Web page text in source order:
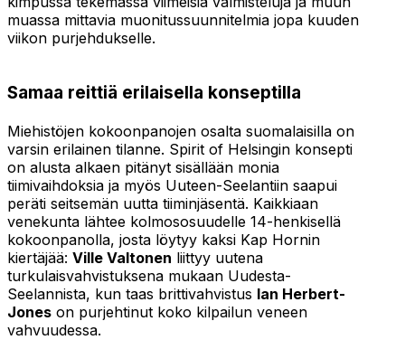
muassa mittavia muonitussuunnitelmia jopa kuuden
viikon purjehdukselle.
Samaa reittiä erilaisella konseptilla
Miehistöjen kokoonpanojen osalta suomalaisilla on
varsin erilainen tilanne. Spirit of Helsingin konsepti
on alusta alkaen pitänyt sisällään monia
tiimivaihdoksia ja myös Uuteen-Seelantiin saapui
peräti seitsemän uutta tiiminjäsentä. Kaikkiaan
venekunta lähtee kolmososuudelle 14-henkisellä
kokoonpanolla, josta löytyy kaksi Kap Hornin
kiertäjää: Ville Valtonen liittyy uutena
turkulaisvahvistuksena mukaan Uudesta-
Seelannista, kun taas brittivahvistus Ian Herbert-
Jones on purjehtinut koko kilpailun veneen
vahvuudessa.